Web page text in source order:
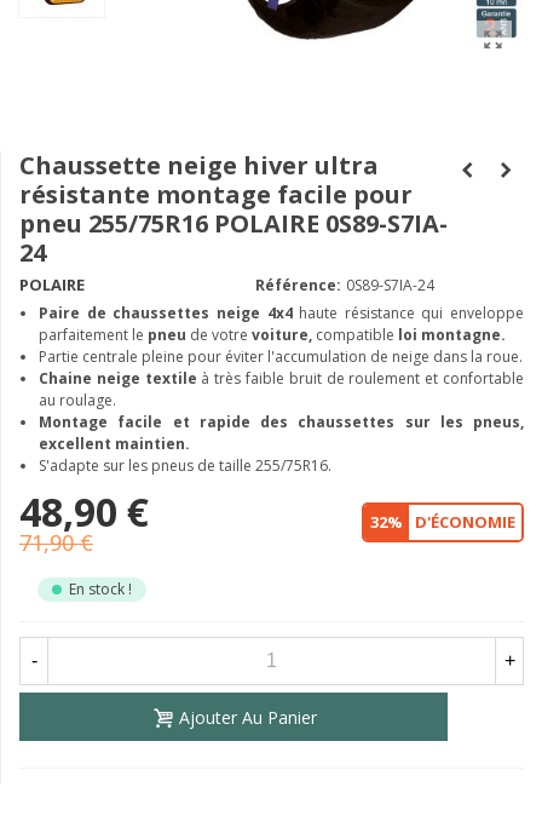
Chaussette neige hiver ultra
résistante montage facile pour
pneu 255/75R16 POLAIRE 0S89-S7IA-
24
POLAIRE Référence: 0S89-S7IA-24
Paire de chaussettes neige 4x4haute résistance qui enveloppe
parfaitement le pneu de votre voiture, compatible loi montagne.
Partie centrale pleine pour éviter l'accumulation de neige dans la roue.
Chaine neige textile à très faible bruit de roulement et confortable
au roulage.
Montage facile et rapide des chaussettes sur les pneus,
excellent maintien.
S'adapte sur les pneus de taille 255/75R16.
48,90 €
71,90 €
32% D'ÉCONOMIE
En stock !
- +
Ajouter Au Panier